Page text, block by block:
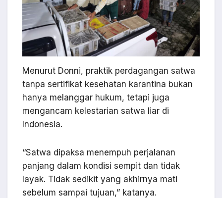
Menurut Donni, praktik perdagangan satwa
tanpa sertifikat kesehatan karantina bukan
hanya melanggar hukum, tetapi juga
mengancam kelestarian satwa liar di
Indonesia.
“Satwa dipaksa menempuh perjalanan
panjang dalam kondisi sempit dan tidak
layak. Tidak sedikit yang akhirnya mati
sebelum sampai tujuan,” katanya.